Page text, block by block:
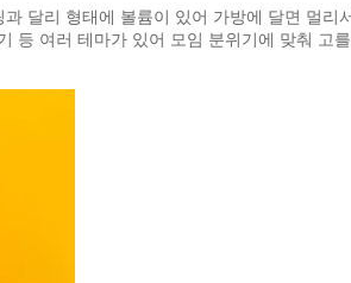
달리 형태에 볼륨이 있어 가방에 달면 멀
등 여러 테마가 있어 모임 분위기에 맞춰 고